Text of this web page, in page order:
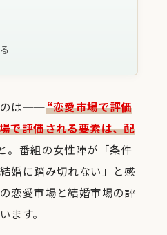
のは──“恋愛市場で評価
で評価される要素は、配
。番組の女性陣が「条件
婚に踏み切れない」と感
恋愛市場と結婚市場の評
ます。